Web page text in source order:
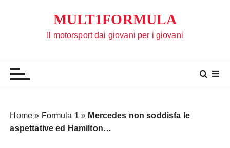
MULT1FORMULA
Il motorsport dai giovani per i giovani
Home » Formula 1 » Mercedes non soddisfa le
aspettative ed Hamilton…